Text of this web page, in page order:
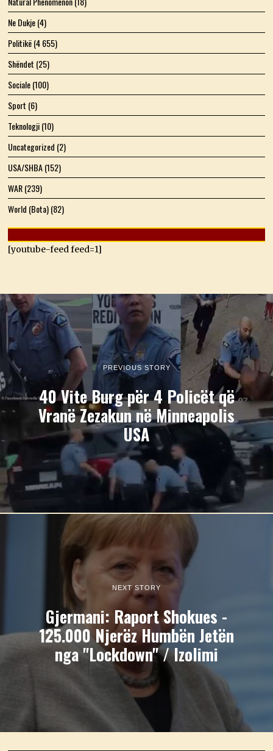
Ne Dukje(4)
Politikë(4 655)
Shëndet (25)
Sociale(100)
Sport (6)
Teknologji(10)
Uncategorized (2)
USA/SHBA(152)
WAR(239)
World (Bota)(82)
[youtube-feed feed=1]
PREVIOUS STORY
40 Vite Burg për 4 Policët që
Vranë Zezakun në Minneapolis
USA
NEXT STORY
Gjermani: Raport Shokues -
125.000 Njerëz Humbën Jetën
nga "Lockdown" / Izolimi